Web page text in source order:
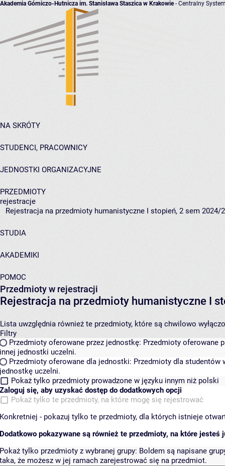
Akademia Górniczo-Hutnicza im. Stanisława Staszica w Krakowie- Centralny
NA SKRÓTY
STUDENCI, PRACOWNICY
JEDNOSTKI ORGANIZACYJNE
PRZEDMIOTY
rejestracje
Rejestracja na przedmioty humanistyczne I stopień, 2 sem 2024/
STUDIA
AKADEMIKI
POMOC
Przedmioty w rejestracji
Rejestracja na przedmioty humanistyczne I
Lista uwzględnia również te przedmioty, które są chwilowo
Filtry
Przedmioty oferowane przez jednostkę: Przedmioty oferowane
innej jednostki uczelni.
Przedmioty oferowane dla jednostki: Przedmioty dla studentów
jednostkę uczelni.
Pokaż tylko przedmioty prowadzone w języku innym niż polski
Zaloguj się, aby uzyskać dostęp do dodatkowych opcji
Pokaż tylko te przedmioty, na które mogę się rejestrować
Konkretniej - pokazuj tylko te przedmioty, dla których istnieje
Dodatkowo pokazywane są również te przedmioty, na które jesteś
Pokaż tylko przedmioty z wybranej grupy: Boldem są napisane
taka, że możesz w jej ramach zarejestrować się na przedmiot.